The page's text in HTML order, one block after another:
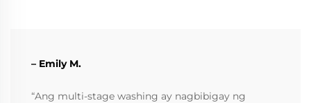
– Emily M.
“Ang multi-stage washing ay nagbibigay ng